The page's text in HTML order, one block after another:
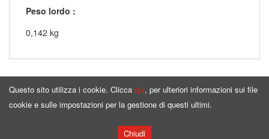
Peso lordo :
0,142 kg
Pagina principale Offerta
Questo sito utilizza i cookie. Clicca qui, per ulteriori informazioni sui file
cookie e sulle impostazioni per la gestione di questi ultimi.
Chiudi